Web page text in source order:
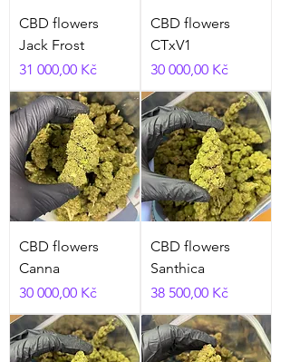
CBD flowers
Jack Frost
Cena
31 000,00 Kč
CBD flowers
CTxV1
Cena
30 000,00 Kč
CBD flowers
Canna
Cena
30 000,00 Kč
CBD flowers
Santhica
Cena
38 500,00 Kč